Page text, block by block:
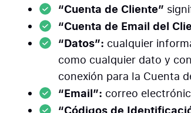
“Cuenta de Cliente”
“Cuenta de Email del
“Datos”: cualquier
como cualquier dato y
conexión para la Cuenta
“Email”: correo